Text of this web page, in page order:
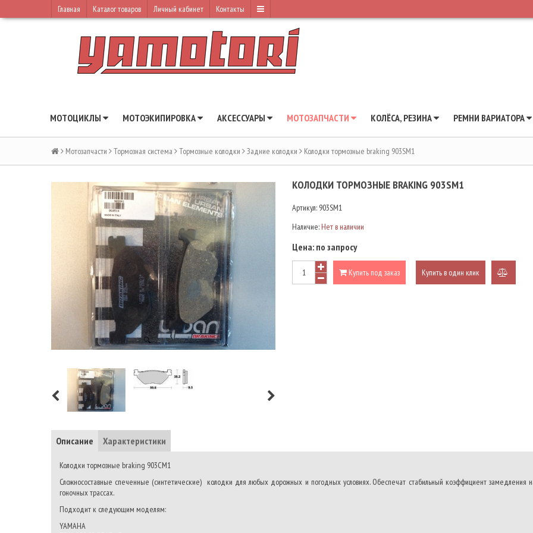
Главная Каталог товаров Личный кабинет Контакты
МОТОЦИКЛЫ МОТОЭКИПИРОВКА АКСЕССУАРЫ МОТОЗАПЧАСТИ КОЛЁСА, РЕЗИНА РЕМНИ ВАРИАТОРА
Мотозапчасти Тормозная система Тормозные колодки Задние колодки Колодки тормозные braking 903SM1
Увеличить
КОЛОДКИ ТОРМОЗНЫЕ BRAKING 903SM1
Артикул: 903SM1
Наличие: Нет в наличии
Цена: по запросу
Купить под заказ Купить в один клик
Описание Характеристики
Колодки тормозные braking 903CM1
Сложносоставные спеченные (синтетические) колодки для любых дорожных и погодных условиях. Обеспечат стабильный коэффициент замедления
гоночных трассах.
Подходит к следующим моделям:
YAMAHA